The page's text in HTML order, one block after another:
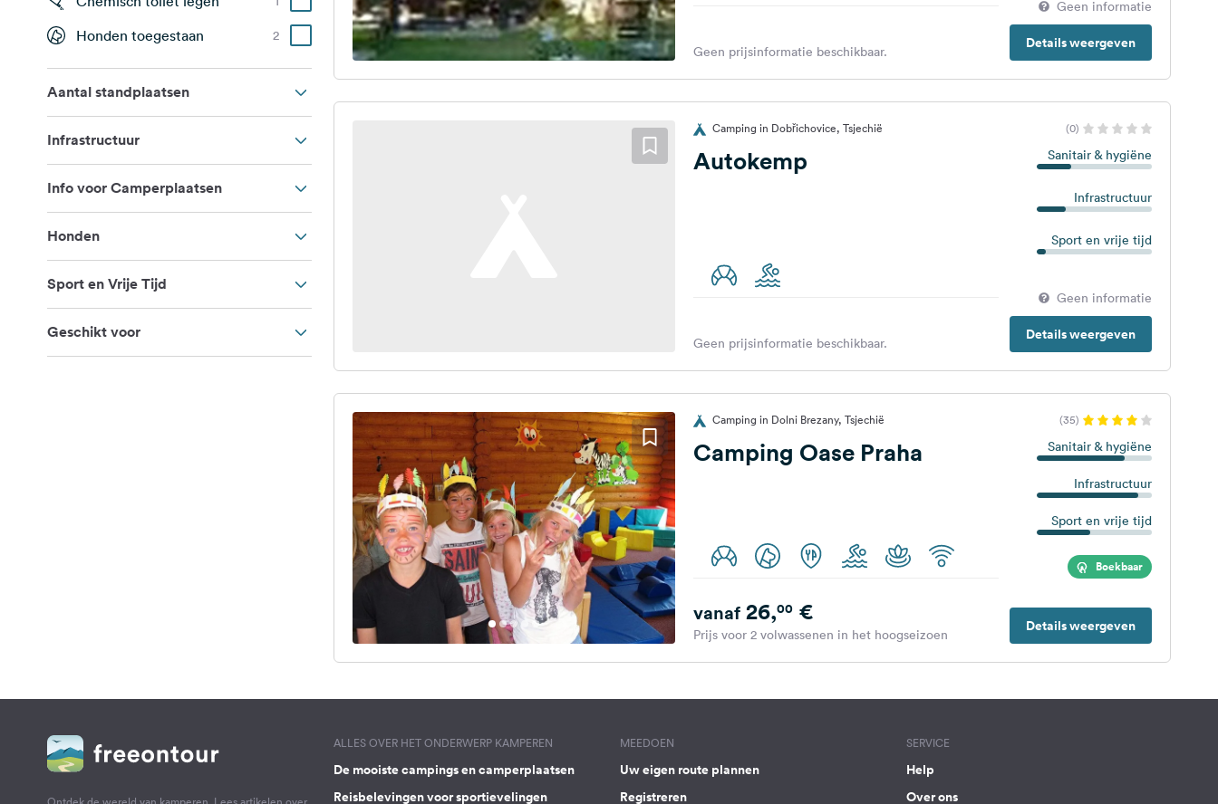
Honden toegestaan 2
Aantal standplaatsen
Infrastructuur
Info voor Camperplaatsen
Honden
Sport en Vrije Tijd
Geschikt voor
Geen informatie
Details weergeven
Geen prijsinformatie beschikbaar.
Camping in Dobřichovice, Tsjechië (0)
Autokemp Sanitair & hygiëne
Infrastructuur
Sport en vrije tijd
Geen informatie
Details weergeven
Geen prijsinformatie beschikbaar.
Camping in Dolni Brezany, Tsjechië (35)
Camping Oase Praha Sanitair & hygiëne
Infrastructuur
Sport en vrije tijd
Boekbaar
Details weergeven
vanaf26,00€
Prijs voor 2 volwassenen in het hoogseizoen
ALLES OVER HET ONDERWERP KAMPEREN
De mooiste campings en camperplaatsen
Reisbelevingen voor sportievelingen
MEEDOEN
Uw eigen route plannen
Registreren
SERVICE
Help
Over ons